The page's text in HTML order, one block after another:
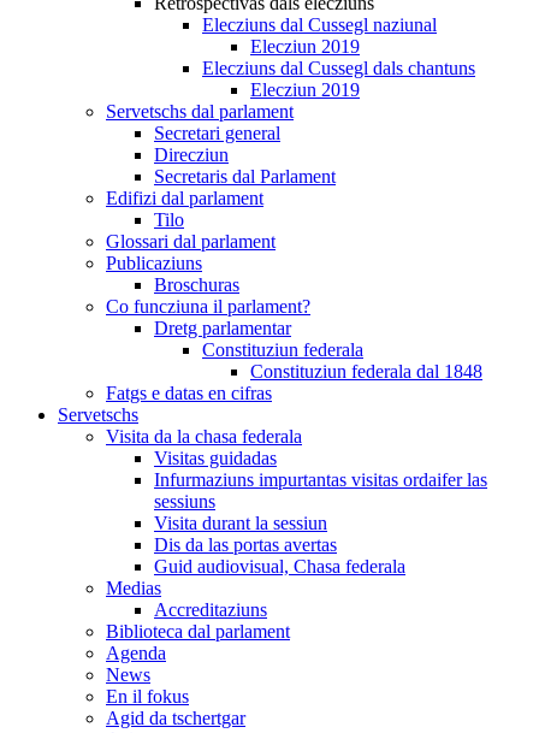
Elecziuns dal Cussegl naziunal
Elecziun 2019
Elecziuns dal Cussegl dals chantuns
Elecziun 2019
Servetschs dal parlament
Secretari general
Direcziun
Secretaris dal Parlament
Edifizi dal parlament
Tilo
Glossari dal parlament
Publicaziuns
Broschuras
Co funcziuna il parlament?
Dretg parlamentar
Constituziun federala
Constituziun federala dal 1848
Fatgs e datas en cifras
Servetschs
Visita da la chasa federala
Visitas guidadas
Infurmaziuns impurtantas visitas ordaifer las
sessiuns
Visita durant la sessiun
Dis da las portas avertas
Guid audiovisual, Chasa federala
Medias
Accreditaziuns
Biblioteca dal parlament
Agenda
News
En il fokus
Agid da tschertgar